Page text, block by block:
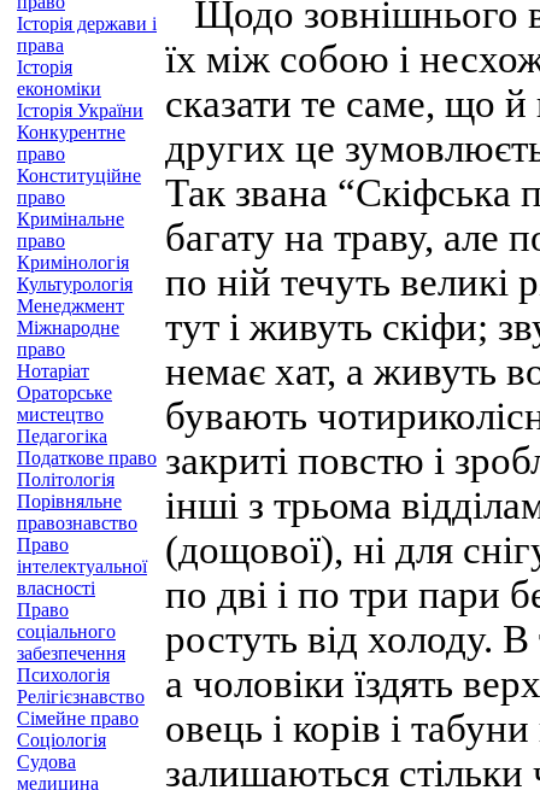
Історія держави і
права
Історія
економіки
Історія України
Конкурентне
право
Конституційне
право
Кримінальне
право
Кримінологія
Культурологія
Менеджмент
Міжнародне
право
Нотаріат
Ораторське
мистецтво
Педагогіка
Податкове право
Політологія
Порівняльне
правознавство
Право
інтелектуальної
власності
Право
соціального
забезпечення
Психологія
Релігієзнавство
Сімейне право
Соціологія
Судова
медицина
Щодо зовнішнього
їх між собою і
сказати те саме, що
других це
Так звана “Скіфська
багату на траву, але
по ній течуть великі
тут і живуть скіфи;
немає хат, а живуть
бувають
закриті повстю і
інші з трьома
(дощової), ні для
по дві і по три пари
ростуть від холоду.
а чоловіки їздять
овець і корів і
залишаються стільки